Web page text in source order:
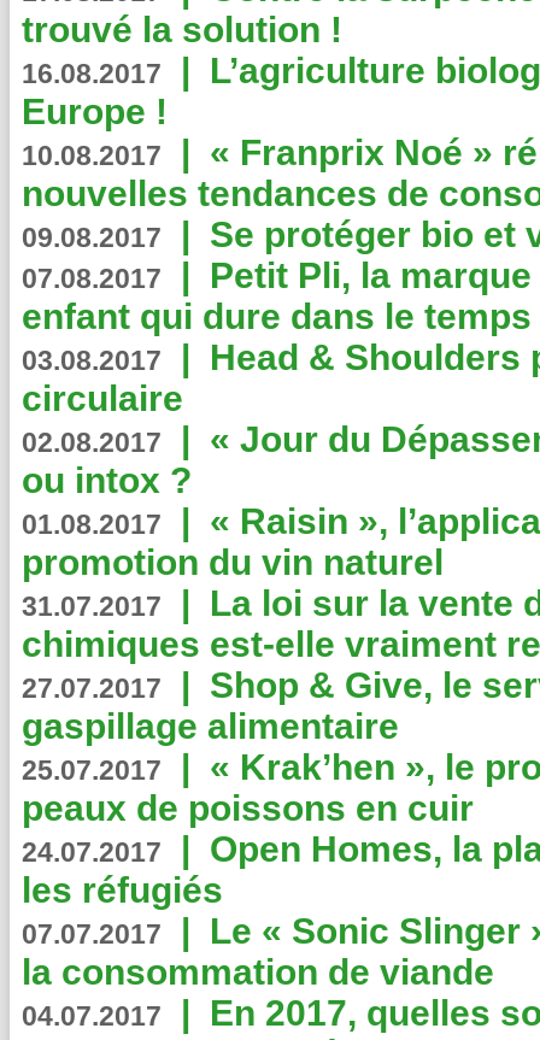
trouvé la solution !
16.08.2017 | L’agriculture
Europe !
10.08.2017 | « Franprix Noé »
nouvelles tendances de
09.08.2017 | Se protéger bio et
07.08.2017 | Petit Pli, la
enfant qui dure dans le temps
03.08.2017 | Head & Shoulders
circulaire
02.08.2017 | « Jour du
ou intox ?
01.08.2017 | « Raisin »,
promotion du vin naturel
31.07.2017 | La loi sur la vente
chimiques est-elle vraiment
27.07.2017 | Shop & Give, le
gaspillage alimentaire
25.07.2017 | « Krak’hen », le
peaux de poissons en cuir
24.07.2017 | Open Homes, la
les réfugiés
07.07.2017 | Le « Sonic Slinger
la consommation de viande
04.07.2017 | En 2017, quelles